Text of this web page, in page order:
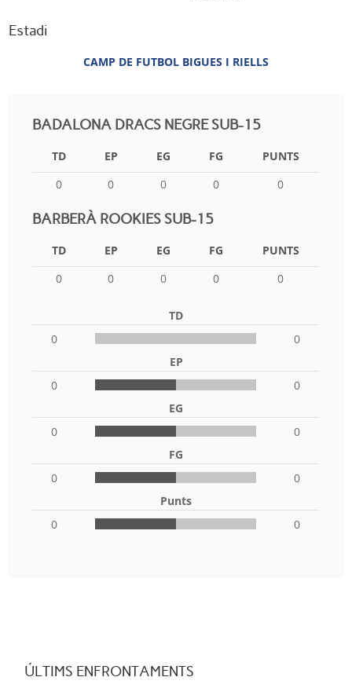
Estadi
CAMP DE FUTBOL BIGUES I RIELLS
BADALONA DRACS NEGRE SUB-15
TD EP EG FG
PUNTS
0
0 0 0 0
BARBERÀ ROOKIES SUB-15
TD EP EG FG
PUNTS
0
0 0 0 0
TD
0
0
EP
0
0
EG
0
0
FG
0
0
Punts
0
0
ÚLTIMS ENFRONTAMENTS